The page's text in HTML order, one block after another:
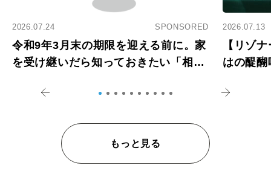
2026.07.24 SPONSORED
令和9年3月末の期限を迎える前に。家
を受け継いだら知っておきたい「相続
2026.07.13
【リゾ
はの醍
もっと見る